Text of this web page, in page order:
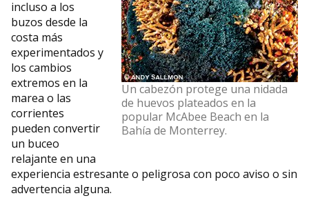
Un cabezón protege una nidada
de huevos plateados en la
popular McAbee Beach en la
Bahía de Monterrey.
incluso a los
buzos desde la
costa más
experimentados y
los cambios
extremos en la
marea o las
corrientes
pueden convertir
un buceo
relajante en una
experiencia estresante o peligrosa con poco aviso o sin
advertencia alguna.